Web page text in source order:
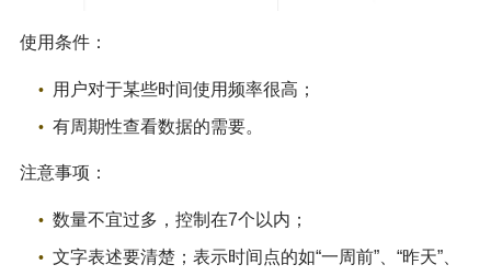
使用条件：
用户对于某些时间使用频率很高；
有周期性查看数据的需要。
注意事项：
数量不宜过多，控制在7个以内；
文字表述要清楚；表示时间点的如“一周前”、“昨天”、